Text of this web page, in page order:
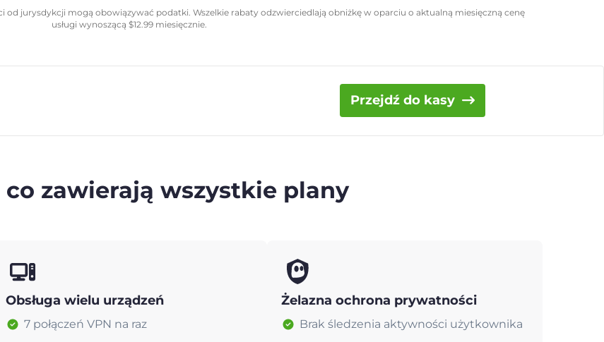
od jurysdykcji mogą obowiązywać podatki. Wszelkie rabaty odzwierciedlają obniżkę w oparciu o aktualną miesięczną cenę
usługi wynoszącą $12.99 miesięcznie.
Przejdź do kasy
co zawierają wszystkie plany
Obsługa wielu urządzeń
7 połączeń VPN na raz
Żelazna ochrona prywatności
Brak śledzenia aktywności użytkownika